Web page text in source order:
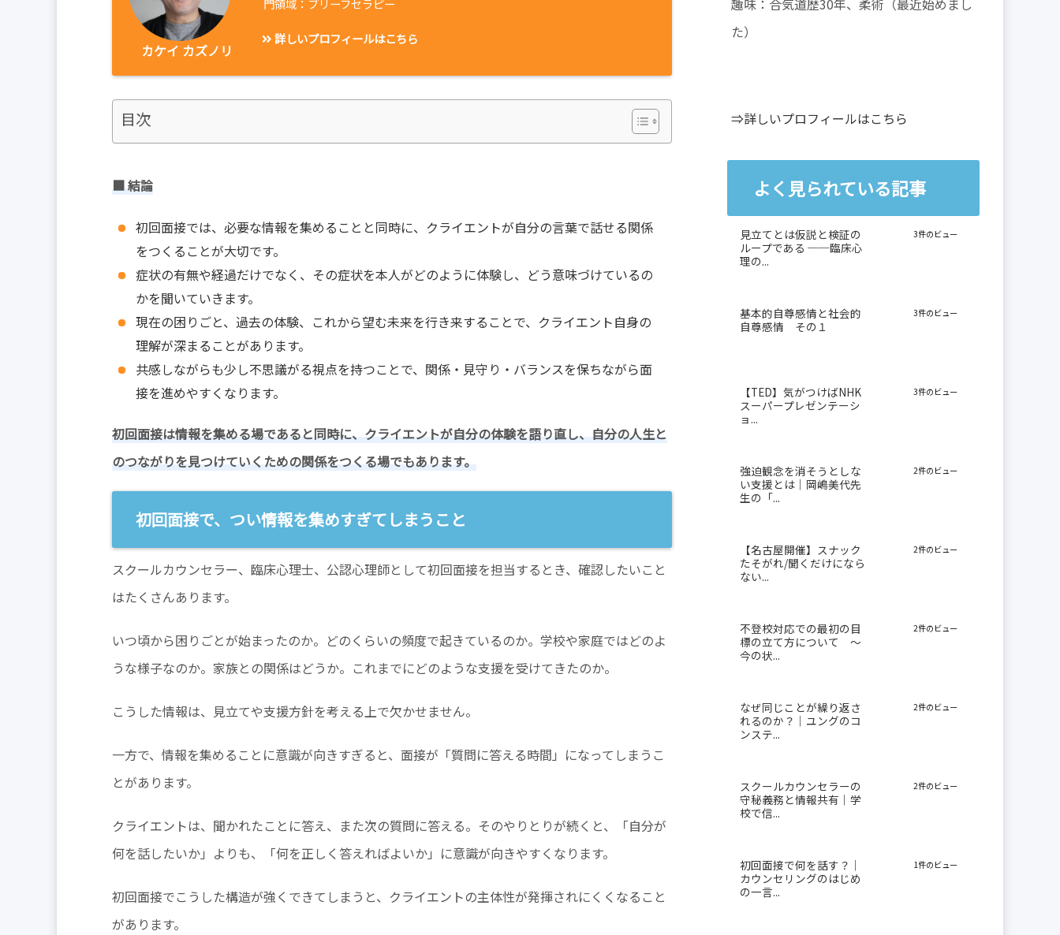
カケイ カズノリ
門領域：ブリーフセラピー
詳しいプロフィールはこちら
目次
■ 結論
初回面接では、必要な情報を集めることと同時に、クライエントが自分の言葉で話せる関係
をつくることが大切です。
症状の有無や経過だけでなく、その症状を本人がどのように体験し、どう意味づけているの
かを聞いていきます。
現在の困りごと、過去の体験、これから望む未来を行き来することで、クライエント自身の
理解が深まることがあります。
共感しながらも少し不思議がる視点を持つことで、関係・見守り・バランスを保ちながら面
接を進めやすくなります。
初回面接は情報を集める場であると同時に、クライエントが自分の体験を語り直し、自分の人生と
のつながりを見つけていくための関係をつくる場でもあります。
初回面接で、つい情報を集めすぎてしまうこと
スクールカウンセラー、臨床心理士、公認心理師として初回面接を担当するとき、確認したいこと
はたくさんあります。
いつ頃から困りごとが始まったのか。どのくらいの頻度で起きているのか。学校や家庭ではどのよ
うな様子なのか。家族との関係はどうか。これまでにどのような支援を受けてきたのか。
こうした情報は、見立てや支援方針を考える上で欠かせません。
一方で、情報を集めることに意識が向きすぎると、面接が「質問に答える時間」になってしまうこ
とがあります。
クライエントは、聞かれたことに答え、また次の質問に答える。そのやりとりが続くと、「自分が
何を話したいか」よりも、「何を正しく答えればよいか」に意識が向きやすくなります。
初回面接でこうした構造が強くできてしまうと、クライエントの主体性が発揮されにくくなること
があります。
趣味：合気道歴30年、柔術（最近始めまし
た）
⇒詳しいプロフィールはこちら
よく見られている記事
見立てとは仮説と検証の
ループである ──臨床心
理の...
3件のビュー
基本的自尊感情と社会的
自尊感情 その１
3件のビュー
【TED】気がつけばNHK
スーパープレゼンテーシ
ョ...
3件のビュー
強迫観念を消そうとしな
い支援とは｜岡嶋美代先
生の「...
2件のビュー
【名古屋開催】スナック
たそがれ/聞くだけになら
ない...
2件のビュー
不登校対応での最初の目
標の立て方について 〜
今の状...
2件のビュー
なぜ同じことが繰り返さ
れるのか？｜ユングのコ
ンステ...
2件のビュー
スクールカウンセラーの
守秘義務と情報共有｜学
校で信...
2件のビュー
初回面接で何を話す？｜
カウンセリングのはじめ
の一言...
1件のビュー